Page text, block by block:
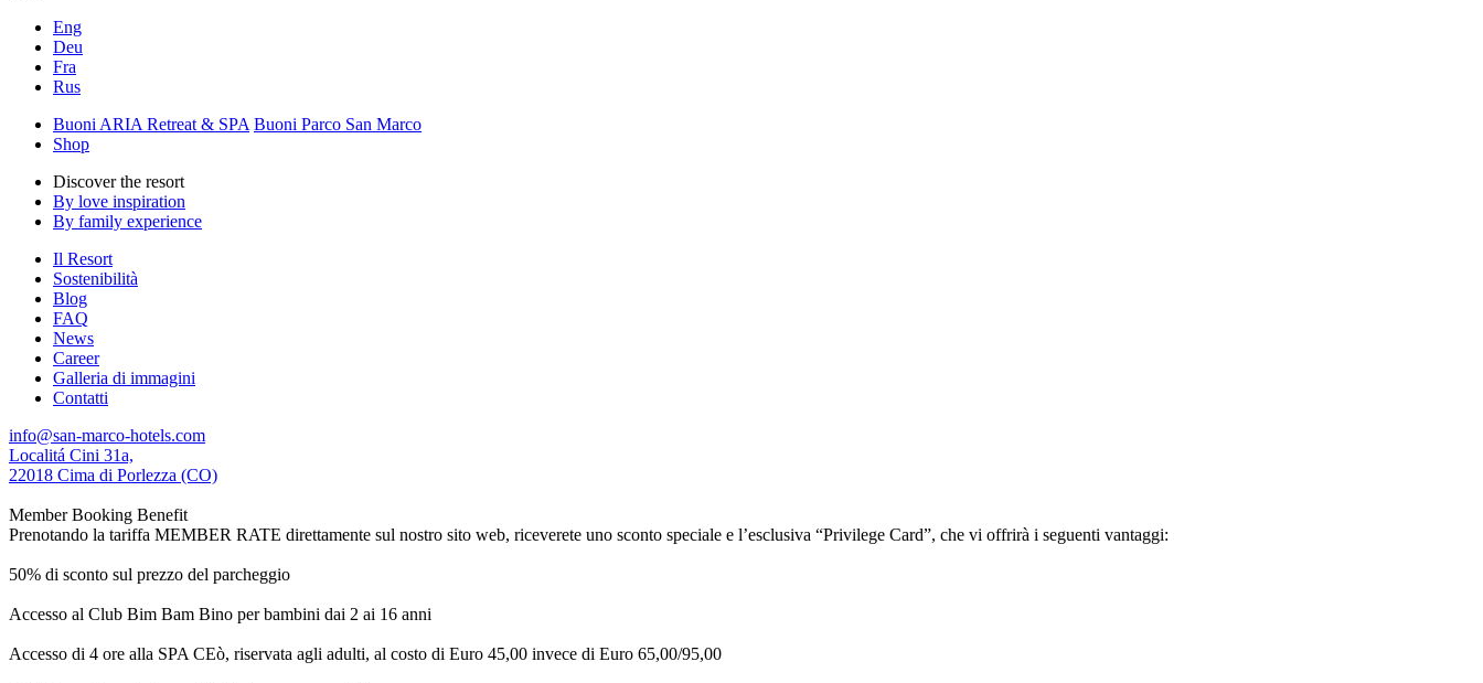
Eng
Deu
Fra
Rus
Buoni ARIA Retreat & SPA Buoni Parco San Marco
Shop
Discover the resort
By love inspiration
By family experience
Il Resort
Sostenibilità
Blog
FAQ
News
Career
Galleria di immagini
Contatti
info@san-marco-hotels.com
Localitá Cini 31a,
22018 Cima di Porlezza (CO)
Member Booking Benefit
Prenotando la tariffa MEMBER RATE direttamente sul nostro sito web, riceverete uno sconto speciale e l’esclusiva “Privilege Card”, che vi offrirà i seguenti vantaggi:
50% di sconto sul prezzo del parcheggio
Accesso al Club Bim Bam Bino per bambini dai 2 ai 16 anni
Accesso di 4 ore alla SPA CEò, riservata agli adulti, al costo di Euro 45,00 invece di Euro 65,00/95,00